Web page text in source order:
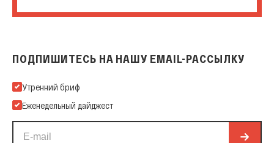
ПОДПИШИТЕСЬ НА НАШУ EMAIL-РАССЫЛКУ
Подпишитесь на нашу Email-рассылку
Утренний бриф
Еженедельный дайджест